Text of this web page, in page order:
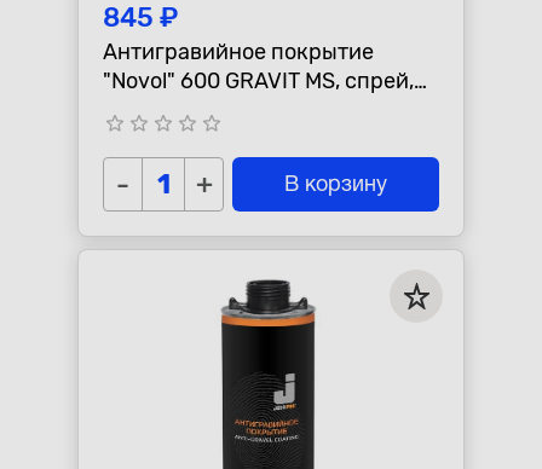
845 ₽
Антигравийное покрытие
"Novol" 600 GRAVIT MS, спрей,
белый
star_border star_border star_border star_border star_border
- + В корзину